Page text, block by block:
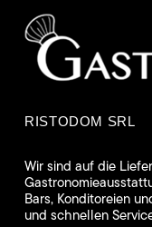
RISTODOM SRL
Wir sind auf die
Bars, Konditoreien
und schnellen